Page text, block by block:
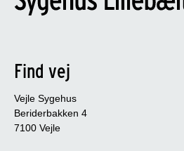
Find vej
Vejle Sygehus
Beriderbakken 4
7100 Vejle